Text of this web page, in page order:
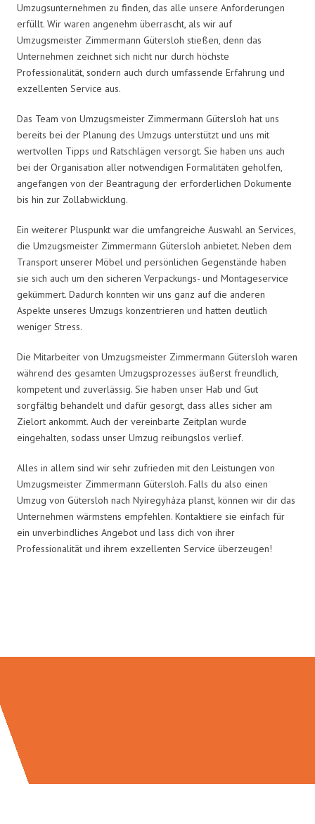
Umzugsunternehmen zu finden, das alle unsere Anforderungen
erfüllt. Wir waren angenehm überrascht, als wir auf
Umzugsmeister Zimmermann Gütersloh stießen, denn das
Unternehmen zeichnet sich nicht nur durch höchste
Professionalität, sondern auch durch umfassende Erfahrung und
exzellenten Service aus.
Das Team von Umzugsmeister Zimmermann Gütersloh hat uns
bereits bei der Planung des Umzugs unterstützt und uns mit
wertvollen Tipps und Ratschlägen versorgt. Sie haben uns auch
bei der Organisation aller notwendigen Formalitäten geholfen,
angefangen von der Beantragung der erforderlichen Dokumente
bis hin zur Zollabwicklung.
Ein weiterer Pluspunkt war die umfangreiche Auswahl an Services,
die Umzugsmeister Zimmermann Gütersloh anbietet. Neben dem
Transport unserer Möbel und persönlichen Gegenstände haben
sie sich auch um den sicheren Verpackungs- und Montageservice
gekümmert. Dadurch konnten wir uns ganz auf die anderen
Aspekte unseres Umzugs konzentrieren und hatten deutlich
weniger Stress.
Die Mitarbeiter von Umzugsmeister Zimmermann Gütersloh waren
während des gesamten Umzugsprozesses äußerst freundlich,
kompetent und zuverlässig. Sie haben unser Hab und Gut
sorgfältig behandelt und dafür gesorgt, dass alles sicher am
Zielort ankommt. Auch der vereinbarte Zeitplan wurde
eingehalten, sodass unser Umzug reibungslos verlief.
Alles in allem sind wir sehr zufrieden mit den Leistungen von
Umzugsmeister Zimmermann Gütersloh. Falls du also einen
Umzug von Gütersloh nach Nyíregyháza planst, können wir dir das
Unternehmen wärmstens empfehlen. Kontaktiere sie einfach für
ein unverbindliches Angebot und lass dich von ihrer
Professionalität und ihrem exzellenten Service überzeugen!